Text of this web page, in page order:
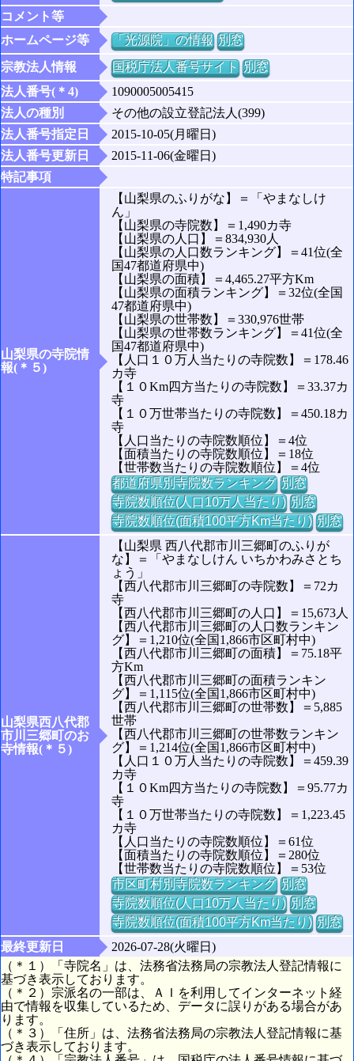
コメント等
ホームページ等
「光源院」の情報 別窓
宗教法人情報
国税庁法人番号サイト 別窓
法人番号(＊4)
1090005005415
法人の種別
その他の設立登記法人(399)
法人番号指定日
2015-10-05(月曜日)
法人番号更新日
2015-11-06(金曜日)
特記事項
山梨県の寺院情
報(＊５)
【山梨県のふりがな】＝「やまなしけ
ん」
【山梨県の寺院数】＝1,490カ寺
【山梨県の人口】＝834,930人
【山梨県の人口数ランキング】＝41位(全
国47都道府県中)
【山梨県の面積】＝4,465.27平方Km
【山梨県の面積ランキング】＝32位(全国
47都道府県中)
【山梨県の世帯数】＝330,976世帯
【山梨県の世帯数ランキング】＝41位(全
国47都道府県中)
【人口１０万人当たりの寺院数】＝178.46
カ寺
【１０Km四方当たりの寺院数】＝33.37カ
寺
【１０万世帯当たりの寺院数】＝450.18カ
寺
【人口当たりの寺院数順位】＝4位
【面積当たりの寺院数順位】＝18位
【世帯数当たりの寺院数順位】＝4位
都道府県別寺院数ランキング 別窓
寺院数順位(人口10万人当たり) 別窓
寺院数順位(面積100平方Km当たり) 別窓
山梨県西八代郡
市川三郷町のお
寺情報(＊５)
【山梨県 西八代郡市川三郷町のふりが
な】＝「やまなしけん いちかわみさとち
ょう」
【西八代郡市川三郷町の寺院数】＝72カ
寺
【西八代郡市川三郷町の人口】＝15,673人
【西八代郡市川三郷町の人口数ランキン
グ】＝1,210位(全国1,866市区町村中)
【西八代郡市川三郷町の面積】＝75.18平
方Km
【西八代郡市川三郷町の面積ランキン
グ】＝1,115位(全国1,866市区町村中)
【西八代郡市川三郷町の世帯数】＝5,885
世帯
【西八代郡市川三郷町の世帯数ランキン
グ】＝1,214位(全国1,866市区町村中)
【人口１０万人当たりの寺院数】＝459.39
カ寺
【１０Km四方当たりの寺院数】＝95.77カ
寺
【１０万世帯当たりの寺院数】＝1,223.45
カ寺
【人口当たりの寺院数順位】＝61位
【面積当たりの寺院数順位】＝280位
【世帯数当たりの寺院数順位】＝53位
市区町村別寺院数ランキング 別窓
寺院数順位(人口10万人当たり) 別窓
寺院数順位(面積100平方Km当たり) 別窓
最終更新日
2026-07-28(火曜日)
（＊１）「寺院名」は、法務省法務局の宗教法人登記情報に
基づき表示しております。
（＊２）宗派名の一部は、ＡＩを利用してインターネット経
由で情報を収集しているため、データに誤りがある場合があ
ります。
（＊３）「住所」は、法務省法務局の宗教法人登記情報に基
づき表示しております。